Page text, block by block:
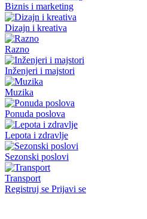
Biznis i marketing
Dizajn i kreativa
Razno
Inženjeri i majstori
Muzika
Ponuda poslova
Lepota i zdravlje
Sezonski poslovi
Transport
Registruj se Prijavi se